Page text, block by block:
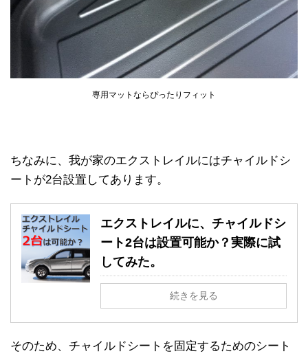
専用マットならぴったりフィット
ちなみに、我が家のエクストレイルにはチャイルドシ
ートが2台設置してあります。
エクストレイルに、チャイルドシ
ート2台は設置可能か？実際に試
してみた。
続きを見る
そのため、チャイルドシートを固定するためのシート